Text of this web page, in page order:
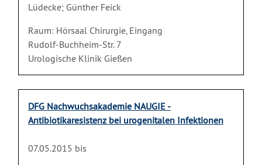
Lüdecke; Günther Feick
Raum: Hörsaal Chirurgie, Eingang
Rudolf-Buchheim-Str. 7
Urologische Klinik Gießen
DFG Nachwuchsakademie NAUGIE -
Antibiotikaresistenz bei urogenitalen Infektionen
07.05.2015 bis